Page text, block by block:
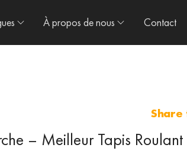
À propos de nous Contact
Share
– Meilleur Tapis